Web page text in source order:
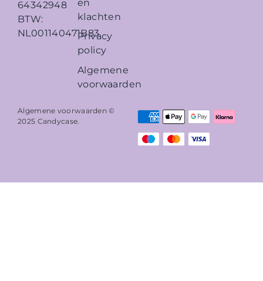
64342948
BTW:
NL001140471B83
en
klachten
Privacy
policy
Algemene
voorwaarden
Algemene voorwaarden ©
2025 Candycase.